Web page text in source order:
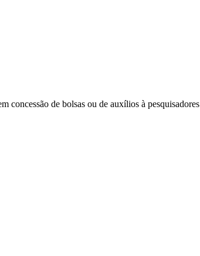
concessão de bolsas ou de auxílios à pesquisadores